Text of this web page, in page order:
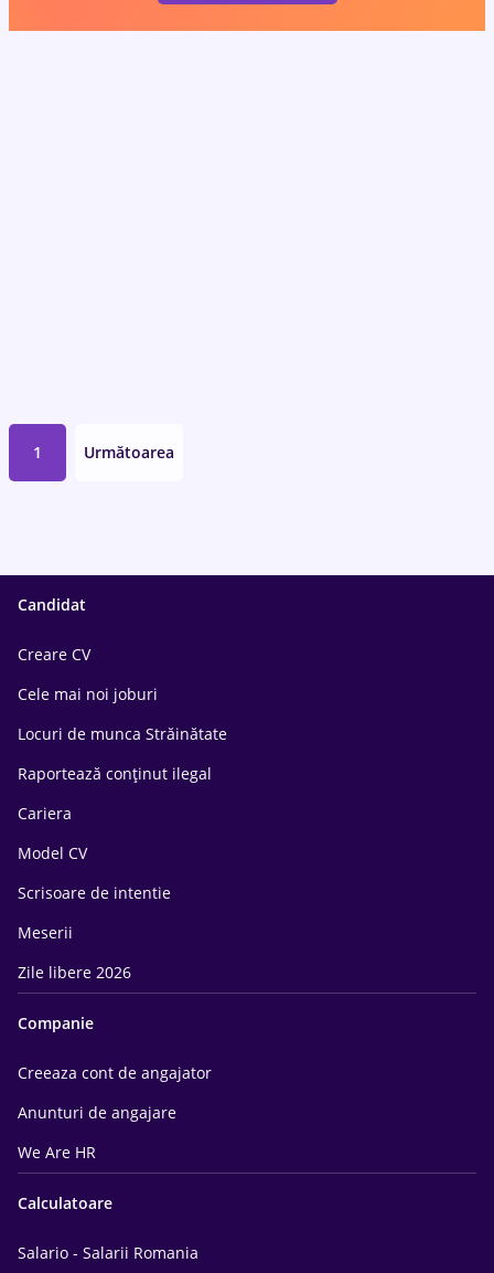
1 Următoarea
Candidat
Creare CV
Cele mai noi joburi
Locuri de munca Străinătate
Raportează conținut ilegal
Cariera
Model CV
Scrisoare de intentie
Meserii
Zile libere 2026
Companie
Creeaza cont de angajator
Anunturi de angajare
We Are HR
Calculatoare
Salario - Salarii Romania